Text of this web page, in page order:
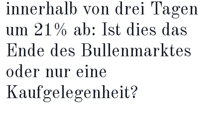
innerhalb von drei Tagen
um 21% ab: Ist dies das
Ende des Bullenmarktes
oder nur eine
Kaufgelegenheit?